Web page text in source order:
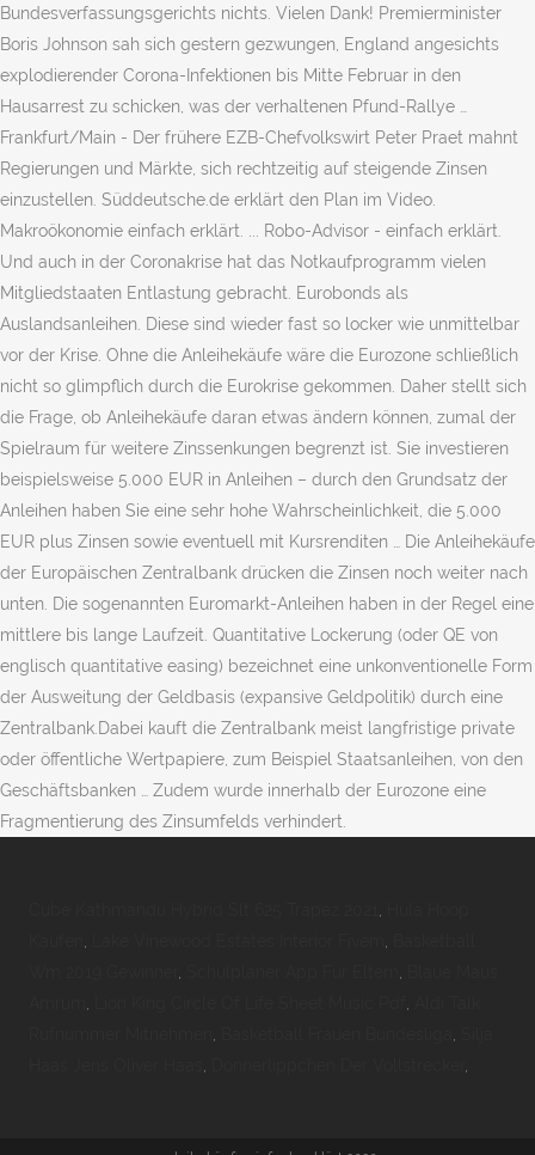
Bundesverfassungsgerichts nichts. Vielen Dank! Premierminister
Boris Johnson sah sich gestern gezwungen, England angesichts
explodierender Corona-Infektionen bis Mitte Februar in den
Hausarrest zu schicken, was der verhaltenen Pfund-Rallye …
Frankfurt/Main - Der frühere EZB-Chefvolkswirt Peter Praet mahnt
Regierungen und Märkte, sich rechtzeitig auf steigende Zinsen
einzustellen. Süddeutsche.de erklärt den Plan im Video.
Makroökonomie einfach erklärt. ... Robo-Advisor - einfach erklärt.
Und auch in der Coronakrise hat das Notkaufprogramm vielen
Mitgliedstaaten Entlastung gebracht. Eurobonds als
Auslandsanleihen. Diese sind wieder fast so locker wie unmittelbar
vor der Krise. Ohne die Anleihekäufe wäre die Eurozone schließlich
nicht so glimpflich durch die Eurokrise gekommen. Daher stellt sich
die Frage, ob Anleihekäufe daran etwas ändern können, zumal der
Spielraum für weitere Zinssenkungen begrenzt ist. Sie investieren
beispielsweise 5.000 EUR in Anleihen – durch den Grundsatz der
Anleihen haben Sie eine sehr hohe Wahrscheinlichkeit, die 5.000
EUR plus Zinsen sowie eventuell mit Kursrenditen … Die Anleihekäufe
der Europäischen Zentralbank drücken die Zinsen noch weiter nach
unten. Die sogenannten Euromarkt-Anleihen haben in der Regel eine
mittlere bis lange Laufzeit. Quantitative Lockerung (oder QE von
englisch quantitative easing) bezeichnet eine unkonventionelle Form
der Ausweitung der Geldbasis (expansive Geldpolitik) durch eine
Zentralbank.Dabei kauft die Zentralbank meist langfristige private
oder öffentliche Wertpapiere, zum Beispiel Staatsanleihen, von den
Geschäftsbanken … Zudem wurde innerhalb der Eurozone eine
Fragmentierung des Zinsumfelds verhindert.